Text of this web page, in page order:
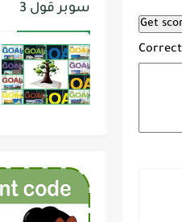
سوبر قول 3